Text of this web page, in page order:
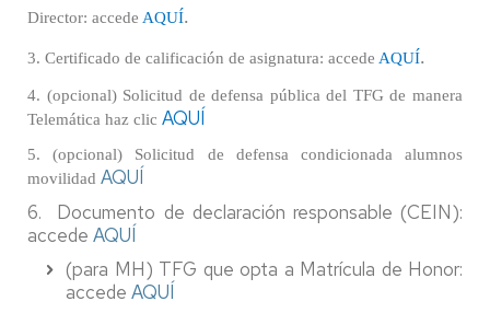
Director: accede AQUÍ.
3. Certificado de calificación de asignatura: accede AQUÍ.
4. (opcional) Solicitud de defensa pública del TFG de manera
Telemática haz clic AQUÍ
5. (opcional) Solicitud de defensa condicionada alumnos
movilidad AQUÍ
6. Documento de declaración responsable (CEIN):
accede AQUÍ
(para MH) TFG que opta a Matrícula de Honor:
accede AQUÍ